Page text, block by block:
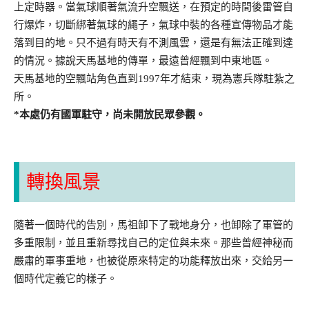
上定時器。當氣球順著氣流升空飄送，在預定的時間後雷管自
行爆炸，切斷綁著氣球的繩子，氣球中裝的各種宣傳物品才能
落到目的地。只不過有時天有不測風雲，還是有無法正確到達
的情況。據說天馬基地的傳單，最遠曾經飄到中東地區。
天馬基地的空飄站角色直到1997年才結束，現為憲兵隊駐紮之
所。
*本處仍有國軍駐守，尚未開放民眾參觀。
轉換風景
隨著一個時代的告別，馬祖卸下了戰地身分，也卸除了軍管的
多重限制，並且重新尋找自己的定位與未來。那些曾經神秘而
嚴肅的軍事重地，也被從原來特定的功能釋放出來，交給另一
個時代定義它的樣子。